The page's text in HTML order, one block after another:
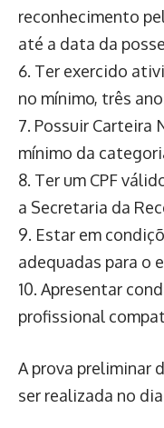
reconhecimento
até a data da
6. Ter exercido
no mínimo, três
7. Possuir Carteira
mínimo da
8. Ter um CPF
a Secretaria da
9. Estar em
adequadas para o
10. Apresentar
profissional
A prova preliminar
ser realizada no